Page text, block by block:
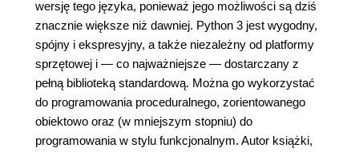
wersję tego języka, ponieważ jego możliwości są dziś
znacznie większe niż dawniej. Python 3 jest wygodny,
spójny i ekspresyjny, a także niezależny od platformy
sprzętowej i — co najważniejsze — dostarczany z
pełną biblioteką standardową. Można go wykorzystać
do programowania proceduralnego, zorientowanego
obiektowo oraz (w mniejszym stopniu) do
programowania w stylu funkcjonalnym. Autor książki,